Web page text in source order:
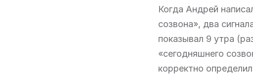
Когда Андрей
созвона», два
показывал 9 утра
«сегодняшнего
корректно